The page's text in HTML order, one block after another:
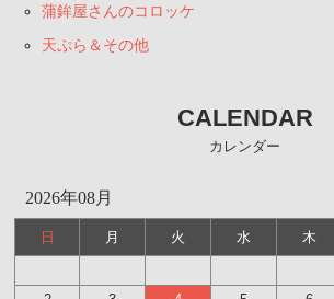
蒲鉾屋さんのコロッケ
天ぷら＆その他
CALENDAR
カレンダー
2026年08月
日 月 火 水 木